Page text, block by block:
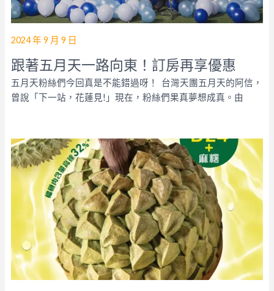
2024 年 9 月 9 日
跟著五月天一路向東！訂房再享優惠
五月天粉絲們今回真是不能錯過呀！ 台灣天團五月天的阿信，
曾說「下一站，花蓮見!」現在，粉絲們果真夢想成真。由